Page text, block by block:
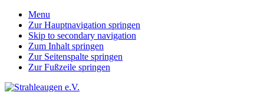
Menu
Zur Hauptnavigation springen
Skip to secondary navigation
Zum Inhalt springen
Zur Seitenspalte springen
Zur Fußzeile springen